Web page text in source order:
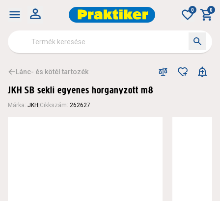
0 0
Lánc- és kötél tartozék
JKH SB sekli egyenes horganyzott m8
Márka: JKH Cikkszám: 262627